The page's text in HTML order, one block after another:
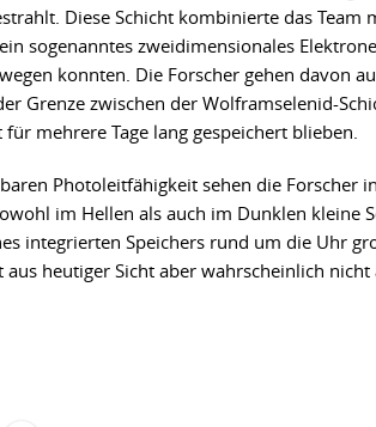
Diese Schicht kombinierte das Team
sogenanntes zweidimensionales
konnten. Die Forscher gehen davon
Grenze zwischen der Wolframselenid-
mehrere Tage lang gespeichert blieben.
Photoleitfähigkeit sehen die Forscher
im Hellen als auch im Dunklen kleine
integrierten Speichers rund um die Uhr
heutiger Sicht aber wahrscheinlich nicht